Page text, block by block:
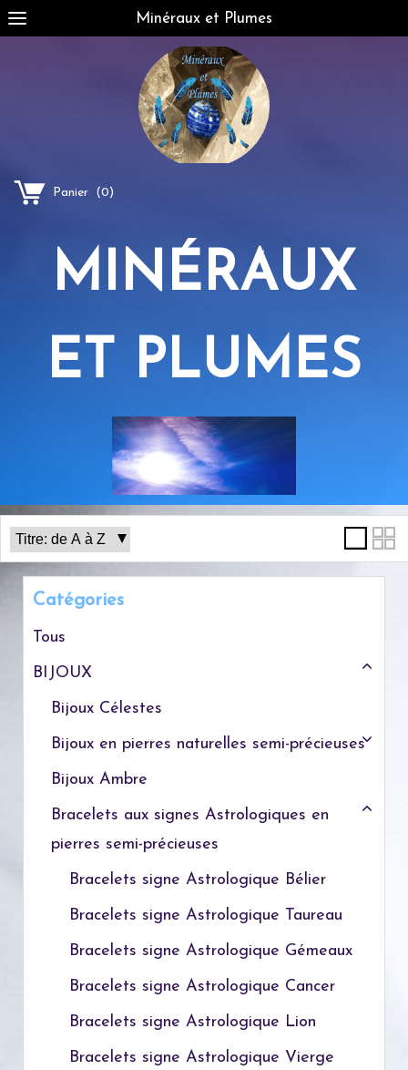
Minéraux et Plumes
Panier (0)
MINÉRAUX
ET PLUMES
Catégories
Tous
BIJOUX
Bijoux Célestes
Bijoux en pierres naturelles semi-précieuses
Bijoux Ambre
Bracelets aux signes Astrologiques en
pierres semi-précieuses
Bracelets signe Astrologique Bélier
Bracelets signe Astrologique Taureau
Bracelets signe Astrologique Gémeaux
Bracelets signe Astrologique Cancer
Bracelets signe Astrologique Lion
Bracelets signe Astrologique Vierge